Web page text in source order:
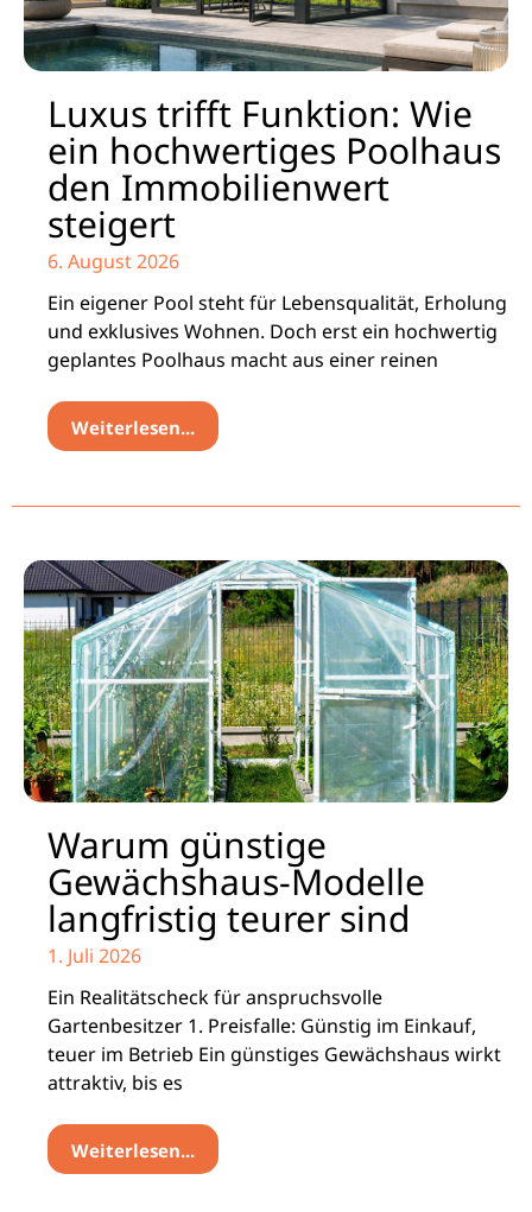
Luxus trifft Funktion: Wie
ein hochwertiges Poolhaus
den Immobilienwert
steigert
6. August 2026
Ein eigener Pool steht für Lebensqualität, Erholung
und exklusives Wohnen. Doch erst ein hochwertig
geplantes Poolhaus macht aus einer reinen
Weiterlesen...
Warum günstige
Gewächshaus-Modelle
langfristig teurer sind
1. Juli 2026
Ein Realitätscheck für anspruchsvolle
Gartenbesitzer 1. Preisfalle: Günstig im Einkauf,
teuer im Betrieb Ein günstiges Gewächshaus wirkt
attraktiv, bis es
Weiterlesen...